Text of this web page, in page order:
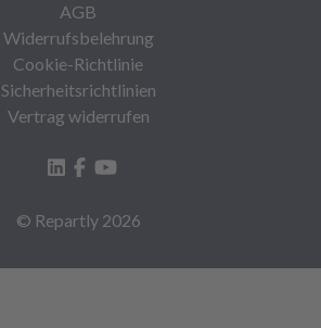
AGB
Widerrufsbelehrung
Cookie-Richtlinie
Sicherheitsrichtlinien
Vertrag widerrufen
© Repartly 2026